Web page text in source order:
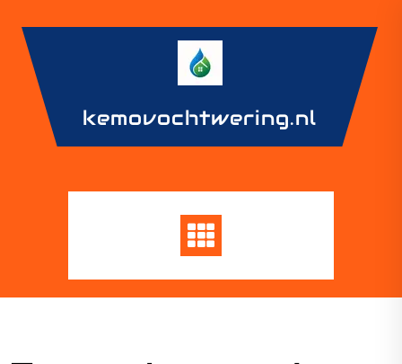
content
kemovochtwering.nl